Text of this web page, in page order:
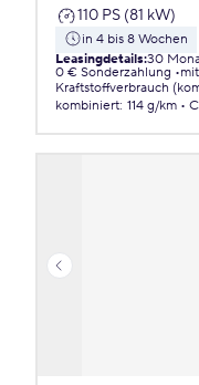
110 PS (81 kW)
in 4 bis 8 Wochen
Leasingdetails:30
0 € Sonderzahlung
Kraftstoffverbrauch
kombiniert: 114 g/km